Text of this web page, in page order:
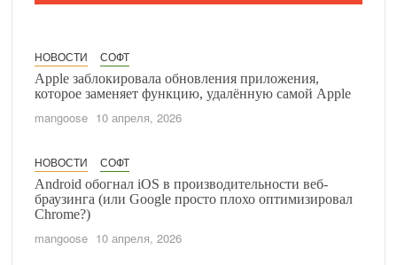
НОВОСТИ
СОФТ
Apple заблокировала обновления приложения,
которое заменяет функцию, удалённую самой Apple
mangoose 10 апреля, 2026
НОВОСТИ
СОФТ
Android обогнал iOS в производительности веб-
браузинга (или Google просто плохо оптимизировал
Chrome?)
mangoose 10 апреля, 2026